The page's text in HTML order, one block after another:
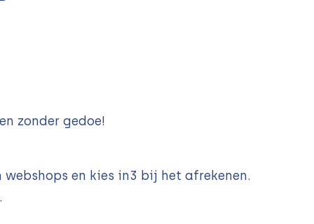
zonder gedoe!
en kies in3 bij het afrekenen.